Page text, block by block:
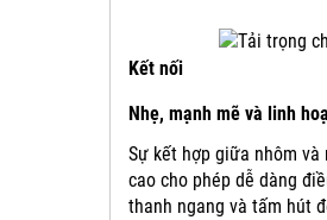
Kết nối
Nhẹ, mạnh mẽ và linh
Sự kết hợp giữa nhôm và
cao cho phép dễ dàng
thanh ngang và tấm hút